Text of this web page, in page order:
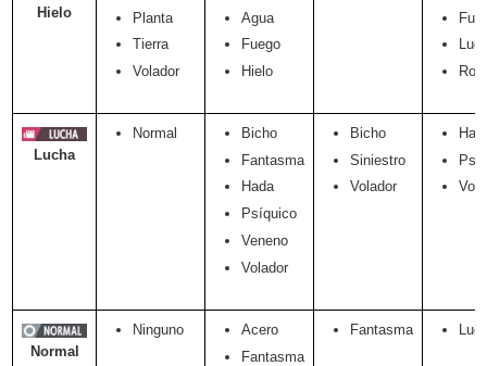
Hielo
Planta
Tierra
Volador
Agua
Fuego
Hielo
Lucha
Normal
Bicho
Fantasma
Hada
Psíquico
Veneno
Volador
Bicho
Siniestro
Volador
Normal
Ninguno
Acero
Fantasma
Fantasma